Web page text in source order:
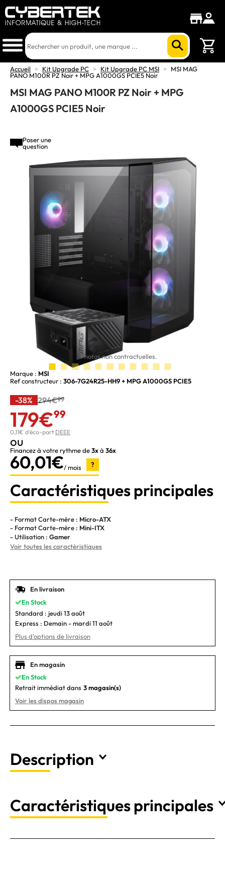
Accueil > Kit Upgrade PC > Kit Upgrade PC MSI >
MSI MAG
PANO M100R PZ Noir + MPG A1000GS PCIE5 Noir
MSI MAG PANO M100R PZ Noir + MPG
A1000GS PCIE5 Noir
Poser une
question
Photos non contractuelles.
Marque : MSI
Ref constructeur : 306-7G24R25-HH9 + MPG A1000GS PCIE5
-38% 294€99
179€99
0,11€ d'éco-part DEEE
ou
Financez à votre rythme de3xà 36x
60,01€/ mois ?
Caractéristiques principales
- Format Carte-mère : Micro-ATX
- Format Carte-mère : Mini-ITX
- Utilisation : Gamer
Voir toutes les caractéristiques
En livraison
En Stock
Standard : jeudi 13 août
Express : Demain - mardi 11 août
Plus d'options de livraison
En magasin
En Stock
Retrait immédiat dans 3 magasin(s)
Voir les dispos magasin
Description
Caractéristiques principales